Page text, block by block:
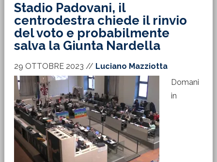
Stadio Padovani, il
centrodestra chiede il rinvio
del voto e probabilmente
salva la Giunta Nardella
29 OTTOBRE 2023 // Luciano Mazziotta
Domani
in